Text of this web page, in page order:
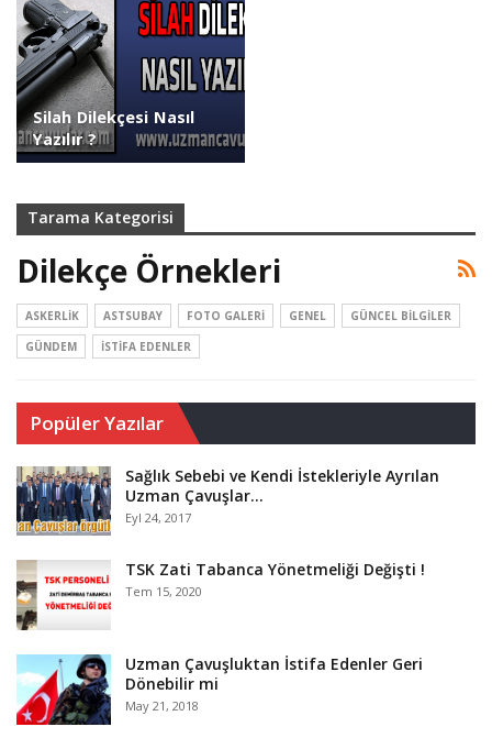
Silah Dilekçesi Nasıl
Yazılır ?
Tarama Kategorisi
Dilekçe Örnekleri
ASKERLIK ASTSUBAY FOTO GALERI GENEL
GÜNCEL BILGILER
GÜNDEM
İSTIFA EDENLER
Popüler Yazılar
Sağlık Sebebi ve Kendi İstekleriyle Ayrılan
Uzman Çavuşlar…
Eyl 24, 2017
TSK Zati Tabanca Yönetmeliği Değişti !
Tem 15, 2020
Uzman Çavuşluktan İstifa Edenler Geri
Dönebilir mi
May 21, 2018